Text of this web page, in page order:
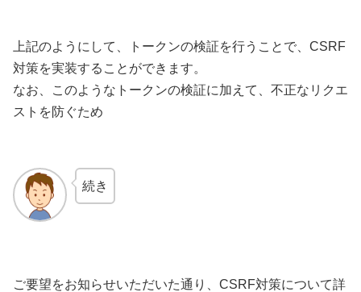
上記のようにして、トークンの検証を行うことで、CSRF
対策を実装することができます。
なお、このようなトークンの検証に加えて、不正なリクエ
ストを防ぐため
続き
ご要望をお知らせいただいた通り、CSRF対策について詳